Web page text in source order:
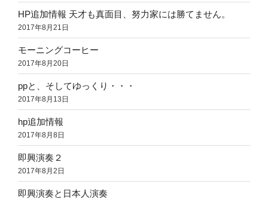
HP追加情報 天才も真面目、努力家には勝てません。
2017年8月21日
モーニングコーヒー
2017年8月20日
ppと、そしてゆっくり・・・
2017年8月13日
hp追加情報
2017年8月8日
即興演奏２
2017年8月2日
即興演奏と日本人演奏